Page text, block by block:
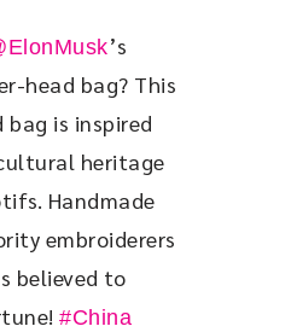
’s
head bag? This
bag is inspired
heritage
Handmade
embroiderers
believed to
#China